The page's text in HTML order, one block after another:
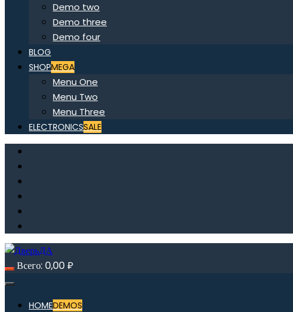
Demo two
Demo three
Demo four
BLOG
SHOPMEGA
Menu One
Menu Two
Menu Three
ELECTRONICSSALE
Всего: 0,00₽
HOMEDEMOS